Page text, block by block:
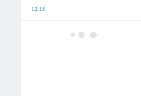
12:15
Бастрыкин заинтересовался